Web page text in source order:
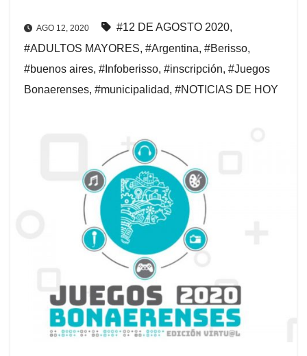
AGO 12, 2020 #12 DE AGOSTO 2020,
#ADULTOS MAYORES, #Argentina, #Berisso,
#buenos aires, #Infoberisso, #inscripción, #Juegos
Bonaerenses, #municipalidad, #NOTICIAS DE HOY